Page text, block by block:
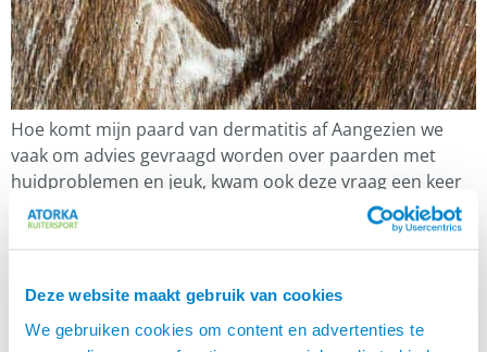
Deze website maakt gebruik van cookies
We gebruiken cookies om content en advertenties te
Hoe komt mijn paard van dermatitis af Aangezien we
vaak om advies gevraagd worden over paarden met
huidproblemen en jeuk, kwam ook deze vraag een keer
voorbij. Wat is dermatitis? We zochten het op en vonden
o.a. onderstaand antwoord. Dermatitis bij een paard is
zoals roodheid, jeuk, […]
Happy Skin producten ook voor de Shetlander